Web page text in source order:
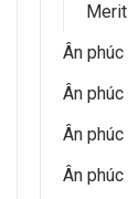
Ân
Ân
Ân
Ân